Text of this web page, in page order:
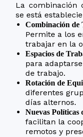
La combinación
se está
Combinación de
Permite a los
trabajar en la
Espacios de
para
de trabajo.
Rotación de
diferentes
días alternos.
Nuevas Políticas
facilitan la
remotos y